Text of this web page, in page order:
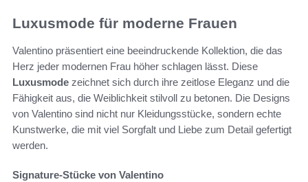
Luxusmode für moderne Frauen
Valentino präsentiert eine beeindruckende Kollektion, die das
Herz jeder modernen Frau höher schlagen lässt. Diese
Luxusmode zeichnet sich durch ihre zeitlose Eleganz und die
Fähigkeit aus, die Weiblichkeit stilvoll zu betonen. Die Designs
von Valentino sind nicht nur Kleidungsstücke, sondern echte
Kunstwerke, die mit viel Sorgfalt und Liebe zum Detail gefertigt
werden.
Signature-Stücke von Valentino